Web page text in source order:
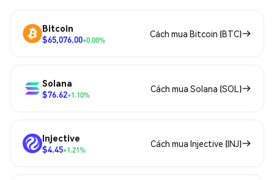
Bitcoin
$65,076.00+0.00%
Cách mua Bitcoin (BTC)
Solana
$76.62+1.10%
Cách mua Solana (SOL)
Injective
$4.45+1.21%
Cách mua Injective (INJ)